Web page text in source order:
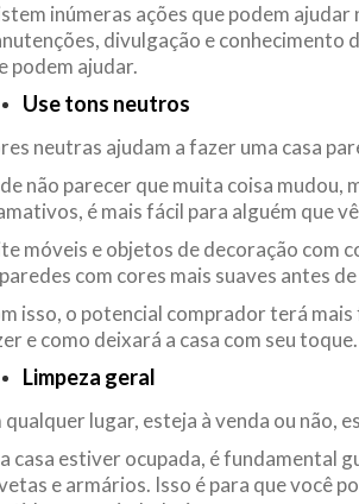
inúmeras ações que podem
divulgação e conhecimento
podem ajudar.
Use tons neutros
neutras ajudam a fazer uma casa
não parecer que muita coisa mudou,
é mais fácil para alguém que
móveis e objetos de decoração com
com cores mais suaves antes
isso, o potencial comprador terá
e como deixará a casa com seu toque.
Limpeza geral
qualquer lugar, esteja à venda ou não,
a casa estiver ocupada, é fundamental
e armários. Isso é para que você